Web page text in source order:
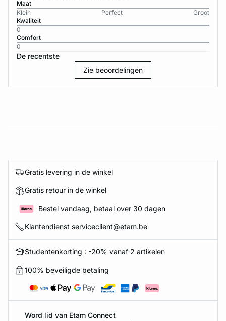
Maat
Klein
Perfect
Groot
Kwaliteit
0
Comfort
0
De recentste
Zie beoordelingen
Gratis levering in de winkel
Gratis retour in de winkel
Bestel vandaag, betaal over 30 dagen
Klantendienst serviceclient@etam.be
Studentenkorting : -20% vanaf 2 artikelen
100% beveiligde betaling
Word lid van Etam Connect